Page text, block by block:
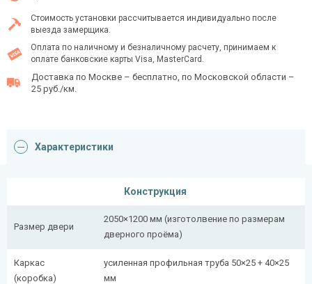
Стоимость установки рассчитывается индивидуально после
выезда замерщика.
Оплата по наличному и безналичному расчету, принимаем к
оплате банковские карты Visa, MasterCard.
Доставка по Москве – бесплатно, по Московской области –
25 руб./км.
Характеристики
Конструкция
Размер двери
2050×1200 мм (изготолвение по размерам
дверного проёма)
Каркас
(коробка)
усиленная профильная труба 50×25 + 40×25
мм